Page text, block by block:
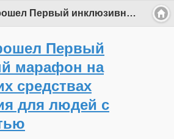
В Тюмени прошел Первый инклюзивный марафон на электрических средствах передвижения для людей с инвалидностью
Первый
марафон на
средствах
для людей с